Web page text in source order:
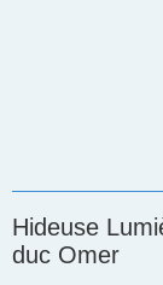
Hideuse
duc Omer